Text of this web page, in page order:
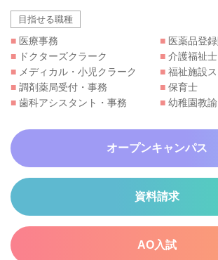
目指せる職種
■ 医療事務
■ ドクターズクラーク
■ メディカル・小児クラーク
■ 調剤薬局受付・事務
■ 歯科アシスタント・事務
■ 医薬品登
■ 介護福祉士
■ 福祉施設
■ 保育士
■ 幼稚園教諭
オープンキャンパス
資料請求
AO入試